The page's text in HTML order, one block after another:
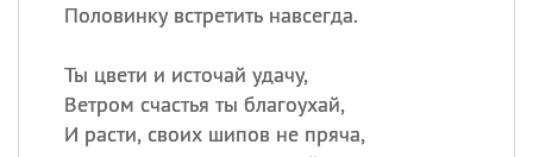
Половинку встретить навсегда.
Ты цвети и источай удачу,
Ветром счастья ты благоухай,
И расти, своих шипов не пряча,